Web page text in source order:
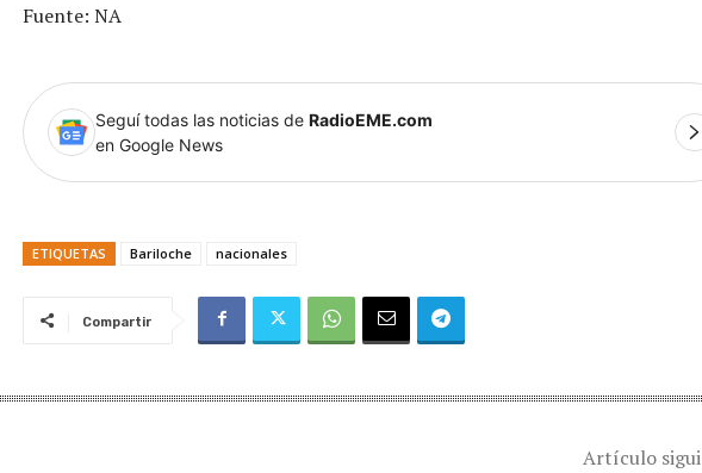
Fuente: NA
Seguí todas las noticias de RadioEME.com
en Google News
ETIQUETAS Bariloche nacionales
Compartir
Artículo